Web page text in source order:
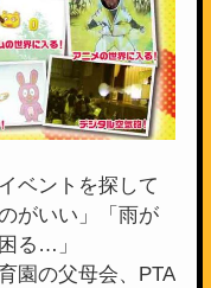
ベントを探して
がいい」「雨が
る…」
園の父母会、PTA